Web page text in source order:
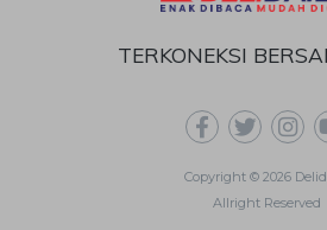
TERKONEKSI
Copyright © 2026
Allright Reserved